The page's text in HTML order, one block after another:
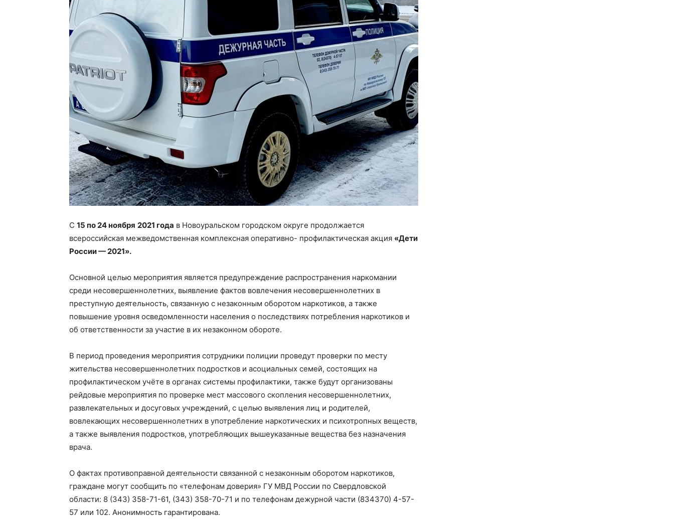
С 15 по 24 ноября 2021 года в Новоуральском городском округе продолжается
всероссийская межведомственная комплексная оперативно- профилактическая акция «Дети
России — 2021».
Основной целью мероприятия является предупреждение распространения наркомании
среди несовершеннолетних, выявление фактов вовлечения несовершеннолетних в
преступную деятельность, связанную с незаконным оборотом наркотиков, а также
повышение уровня осведомленности населения о последствиях потребления наркотиков и
об ответственности за участие в их незаконном обороте.
В период проведения мероприятия сотрудники полиции проведут проверки по месту
жительства несовершеннолетних подростков и асоциальных семей, состоящих на
профилактическом учёте в органах системы профилактики, также будут организованы
рейдовые мероприятия по проверке мест массового скопления несовершеннолетних,
развлекательных и досуговых учреждений, с целью выявления лиц и родителей,
вовлекающих несовершеннолетних в употребление наркотических и психотропных веществ,
а также выявления подростков, употребляющих вышеуказанные вещества без назначения
врача.
О фактах противоправной деятельности связанной с незаконным оборотом наркотиков,
граждане могут сообщить по «телефонам доверия» ГУ МВД России по Свердловской
области: 8 (343) 358-71-61, (343) 358-70-71 и по телефонам дежурной части (834370) 4-57-
57 или 102. Анонимность гарантирована.